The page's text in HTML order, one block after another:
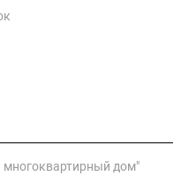
дом"